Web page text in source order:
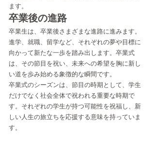
ます。
卒業後の進路
卒業生は、卒業後さまざまな進路に進みます。
進学、就職、留学など、それぞれの夢や目標に
向かって新たな一歩を踏み出します。卒業式
は、その節目を祝い、未来への希望を胸に新し
い道を歩み始める象徴的な瞬間です。
卒業式のシーズンは、節目の時期として、学生
だけでなく社会全体で祝われる重要な時期で
す。それぞれの学生が持つ可能性を祝福し、新
しい人生の旅立ちを応援する意味を持っていま
す。